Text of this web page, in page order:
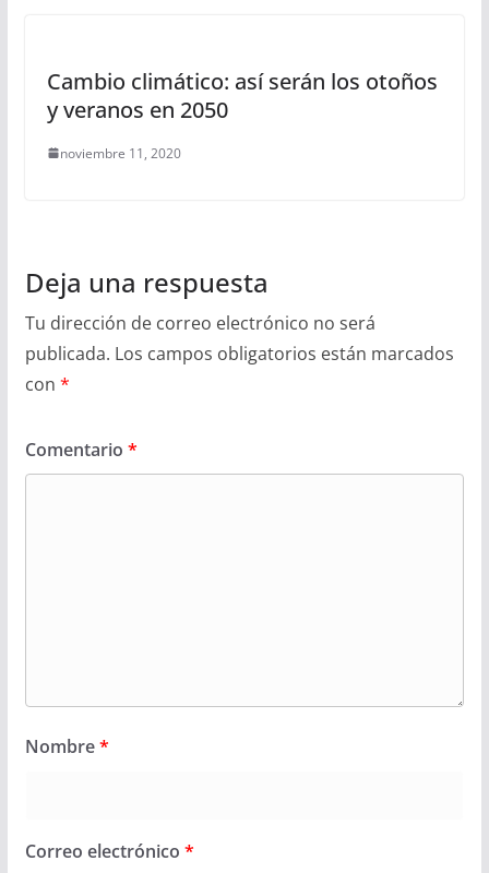
Cambio climático: así serán los otoños
y veranos en 2050
noviembre 11, 2020
Deja una respuesta
Tu dirección de correo electrónico no será
publicada. Los campos obligatorios están marcados
con *
Comentario *
Nombre*
Correo electrónico *